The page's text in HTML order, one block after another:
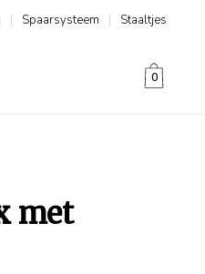
Staaltjes
|
Spaarsysteem
|
0
met